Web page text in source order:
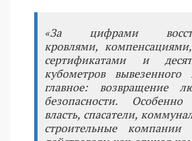
«За цифрами
кровлями,
сертификатами и
кубометров вывезенного
главное: возвращение
безопасности.
власть, спасатели,
строительные